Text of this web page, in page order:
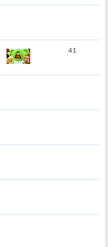
41